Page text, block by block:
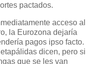
pactados.
acceso al
la Eurozona dejaría
pagos ipso facto.
dicen, pero si
que se les van